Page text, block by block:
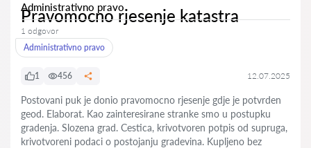
Administrativno pravo
Pravomocno rjesenje katastra
1 odgovor
Administrativno pravo
1 456 12.07.2025
Postovani puk je donio pravomocno rjesenje gdje je potvrden
geod. Elaborat. Kao zainteresirane stranke smo u postupku
gradenja. Slozena grad. Cestica, krivotvoren potpis od supruga,
krivotvoreni podaci o postojanju gradevina. Kupljeno bez